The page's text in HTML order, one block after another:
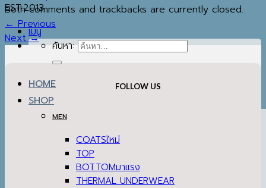
EST.2013
เมนู
ค้นหา:
HOME
SHOP
MEN
COATS
TOP
BOTTOM
THERMAL UNDERWEAR
Both comments and trackbacks are currently closed.
←Previous
Next→
FOLLOW US